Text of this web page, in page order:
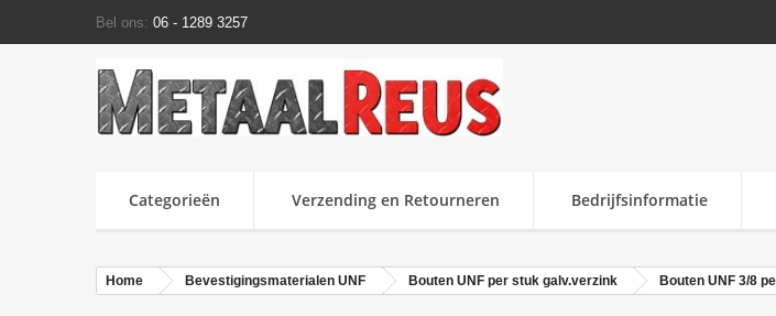
Bel ons: 06 - 1289 3257
Categorieën Verzending en Retourneren Bedrijfsinformatie
Home Bevestigingsmaterialen UNF Bouten UNF per stuk galv.verzink Bouten UNF 3/8